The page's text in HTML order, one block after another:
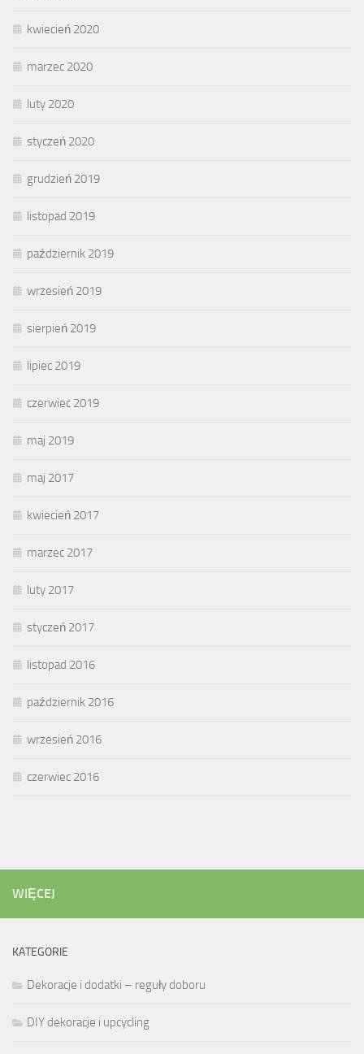
kwiecień 2020
marzec 2020
luty 2020
styczeń 2020
grudzień 2019
listopad 2019
październik 2019
wrzesień 2019
sierpień 2019
lipiec 2019
czerwiec 2019
maj 2019
maj 2017
kwiecień 2017
marzec 2017
luty 2017
styczeń 2017
listopad 2016
październik 2016
wrzesień 2016
czerwiec 2016
WIĘCEJ
KATEGORIE
Dekoracje i dodatki – reguły doboru
DIY dekoracje i upcycling